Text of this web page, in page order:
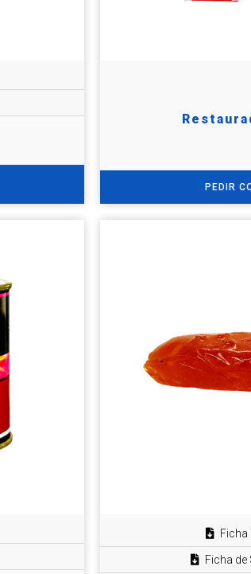
PEDIR
Ficha
Ficha de